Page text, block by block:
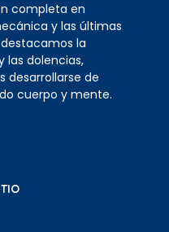
completa en
y las últimas
la
las dolencias,
desarrollarse de
cuerpo y mente.